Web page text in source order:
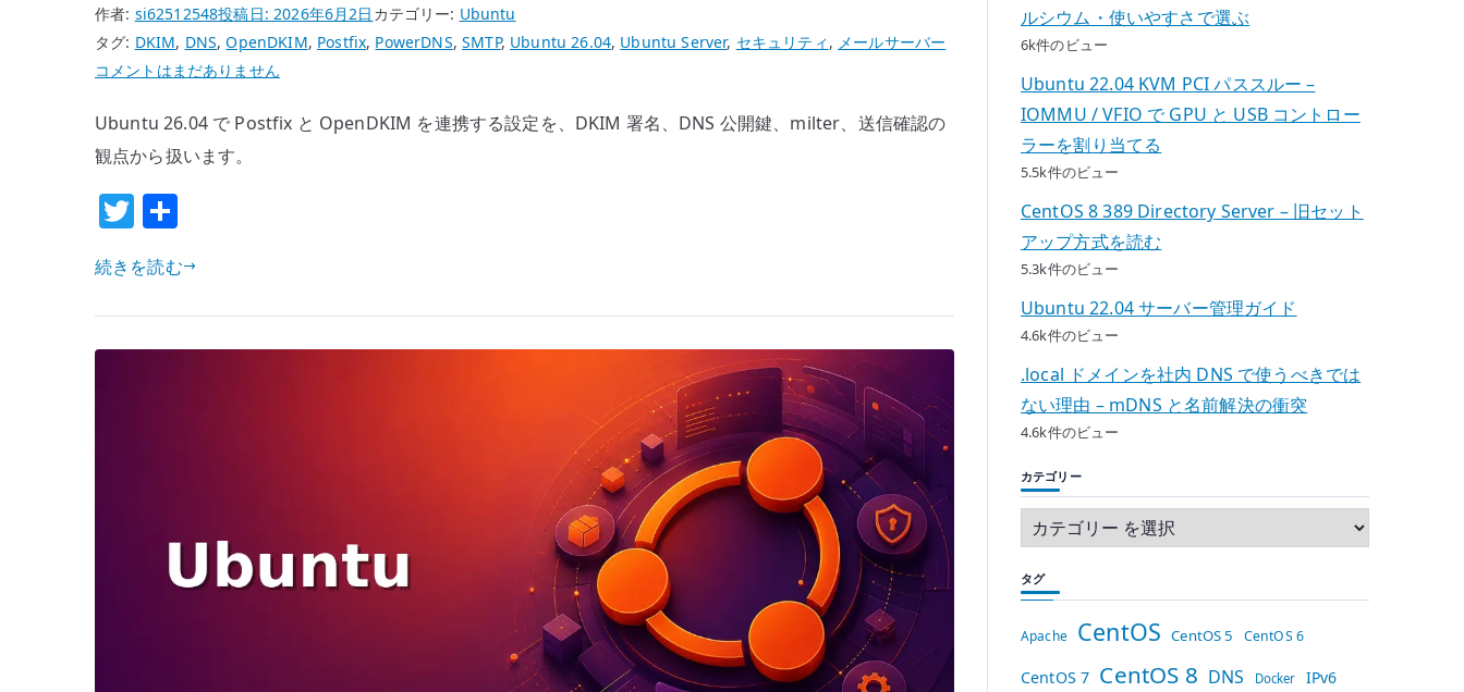
作者: si62512548投稿日: 2026年6月2日 カテゴリー: Ubuntu
タグ: DKIM, DNS,OpenDKIM, Postfix, PowerDNS,SMTP, Ubuntu 26.04, Ubuntu Server, セキュリティ , メールサーバー
Ubuntu
Postfix
OpenDKIM
設
–
署
名
コメントはまだありません
Ubuntu 26.04 で Postfix と OpenDKIM を連携する設定を、DKIM 署名、DNS 公開鍵、milter、送信確認の
観点から扱います。
T
w
it
te
r
続きを読む
ルシウム・使いやすさで選ぶ
6k件のビュー
Ubuntu 22.04 KVM PCI パススルー –
IOMMU / VFIO で GPU と USB コントロー
ラーを割り当てる
5.5k件のビュー
CentOS 8 389 Directory Server – 旧セット
アップ方式を読む
5.3k件のビュー
Ubuntu 22.04 サーバー管理ガイド
4.6k件のビュー
.local ドメインを社内 DNS で使うべきでは
ない理由 – mDNS と名前解決の衝突
4.6k件のビュー
カテゴリー
タグ
Apache CentOS CentOS 5 CentOS 6
CentOS 7 CentOS 8 DNS Docker IPv6